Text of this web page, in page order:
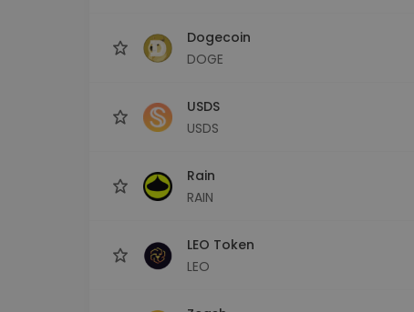
Dogecoin
DOGE
USDS
USDS
Rain
RAIN
LEO Token
LEO